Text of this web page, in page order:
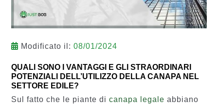
Modificato il: 08/01/2024
QUALI SONO I VANTAGGI E GLI STRAORDINARI
POTENZIALI DELL’UTILIZZO DELLA CANAPA NEL
SETTORE EDILE?
Sul fatto che le piante di canapa legale abbiano